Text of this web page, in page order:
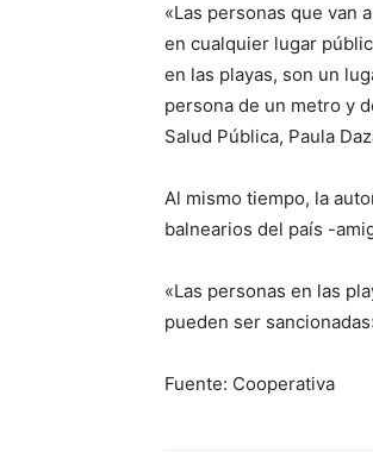
«Las personas que van
en cualquier lugar
en las playas, son un
persona de un metro y
Salud Pública, Paula
Al mismo tiempo, la
balnearios del país -
«Las personas en las
pueden ser
Fuente: Cooperativa